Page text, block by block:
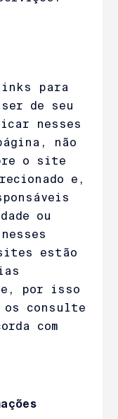
para
de seu
nesses
não
o site
e,
ou
estão
por isso
os consulte
com